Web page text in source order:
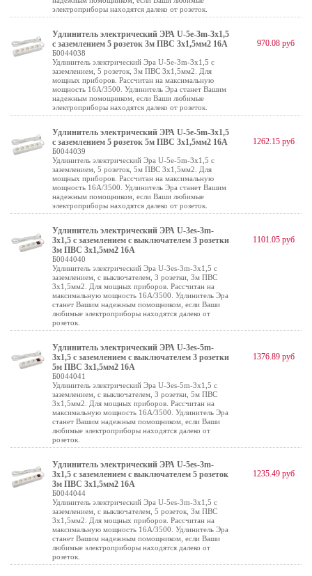
электроприборы находятся далеко от розеток.
Удлинитель электрический ЭРА U-5e-3m-3x1,5
с заземлением 5 розеток 3м ПВС 3x1,5мм2 16А
Б0044038
Удлинитель электрический Эра U-5e-3m-3x1,5 с
заземлением, 5 розеток, 3м ПВС 3x1,5мм2. Для
мощных приборов. Рассчитан на максимальную
мощность 16А/3500. Удлинитель Эра станет Вашим
надежным помощником, если Ваши любимые
электроприборы находятся далеко от розеток.
970.08 руб
Удлинитель электрический ЭРА U-5e-5m-3x1,5
с заземлением 5 розеток 5м ПВС 3x1,5мм2 16А
Б0044039
Удлинитель электрический Эра U-5e-5m-3x1,5 с
заземлением, 5 розеток, 5м ПВС 3x1,5мм2. Для
мощных приборов. Рассчитан на максимальную
мощность 16А/3500. Удлинитель Эра станет Вашим
надежным помощником, если Ваши любимые
электроприборы находятся далеко от розеток.
1262.15 руб
Удлинитель электрический ЭРА U-3es-3m-
3x1,5 с заземлением с выключателем 3 розетки
3м ПВС 3x1,5мм2 16А
Б0044040
Удлинитель электрический Эра U-3es-3m-3x1,5 с
заземлением, с выключателем, 3 розетки, 3м ПВС
3x1,5мм2. Для мощных приборов. Рассчитан на
максимальную мощность 16А/3500. Удлинитель Эра
станет Вашим надежным помощником, если Ваши
любимые электроприборы находятся далеко от
розеток.
1101.05 руб
Удлинитель электрический ЭРА U-3es-5m-
3x1,5 с заземлением с выключателем 3 розетки
5м ПВС 3x1,5мм2 16А
Б0044041
Удлинитель электрический Эра U-3es-5m-3x1,5 с
заземлением, с выключателем, 3 розетки, 5м ПВС
3x1,5мм2. Для мощных приборов. Рассчитан на
максимальную мощность 16А/3500. Удлинитель Эра
станет Вашим надежным помощником, если Ваши
любимые электроприборы находятся далеко от
розеток.
1376.89 руб
Удлинитель электрический ЭРА U-5es-3m-
3x1,5 с заземлением с выключателем 5 розеток
3м ПВС 3x1,5мм2 16А
Б0044044
Удлинитель электрический Эра U-5es-3m-3x1,5 с
заземлением, с выключателем, 5 розеток, 3м ПВС
3x1,5мм2. Для мощных приборов. Рассчитан на
максимальную мощность 16А/3500. Удлинитель Эра
станет Вашим надежным помощником, если Ваши
любимые электроприборы находятся далеко от
розеток.
1235.49 руб